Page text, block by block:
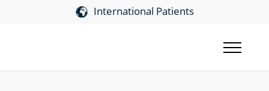
International Patients